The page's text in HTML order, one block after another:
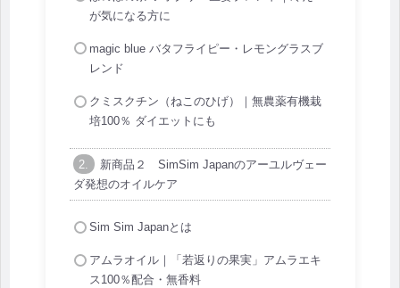
が気になる方に
magic blue バタフライピー・レモングラスブ
レンド
クミスクチン（ねこのひげ）｜無農薬有機栽
培100％ ダイエットにも
新商品２ SimSim Japanのアーユルヴェー
ダ発想のオイルケア
Sim Sim Japanとは
アムラオイル｜「若返りの果実」アムラエキ
ス100％配合・無香料